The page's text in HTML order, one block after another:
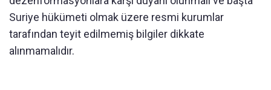
Suriye hükümeti olmak üzere resmi kurumlar
tarafından teyit edilmemiş bilgiler dikkate
alınmamalıdır.